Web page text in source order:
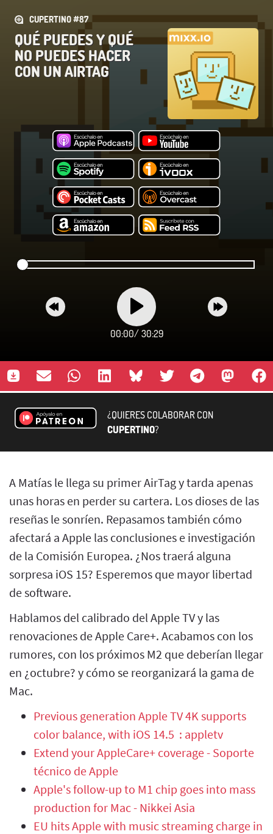
CUPERTINO #87
QUÉ PUEDES Y QUÉ
NO PUEDES HACER
CON UN AIRTAG
00:00/ 30:29
¿QUIERES COLABORAR CON
CUPERTINO?
A Matías le llega su primer AirTag y tarda apenas
unas horas en perder su cartera. Los dioses de las
reseñas le sonríen. Repasamos también cómo
afectará a Apple las conclusiones e investigación
de la Comisión Europea. ¿Nos traerá alguna
sorpresa iOS 15? Esperemos que mayor libertad
de software.
Hablamos del calibrado del Apple TV y las
renovaciones de Apple Care+. Acabamos con los
rumores, con los próximos M2 que deberían llegar
en ¿octubre? y cómo se reorganizará la gama de
Mac.
Previous generation Apple TV 4K supports
color balance, with iOS 14.5 : appletv
Extend your AppleCare+ coverage - Soporte
técnico de Apple
Apple's follow-up to M1 chip goes into mass
production for Mac - Nikkei Asia
EU hits Apple with music streaming charge in